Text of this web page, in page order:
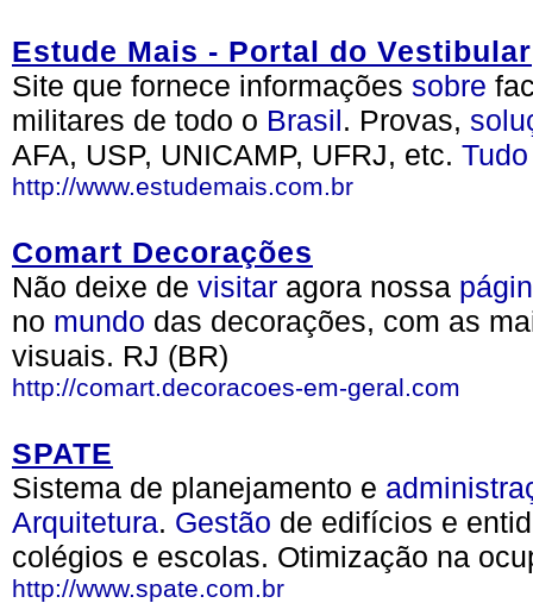
Estude Mais - Portal do Vestibular
Site que fornece informações sobre
militares de todo o Brasil. Provas,
AFA, USP, UNICAMP, UFRJ, etc. Tudo
http://www.estudemais.com.br
Comart Decorações
Não deixe de visitar agora nossa
no mundo das decorações, com as
visuais. RJ (BR)
http://comart.decoracoes-em-geral.com
SPATE
Sistema de planejamento e
Arquitetura. Gestão de edifícios e
colégios e escolas. Otimização na
http://www.spate.com.br